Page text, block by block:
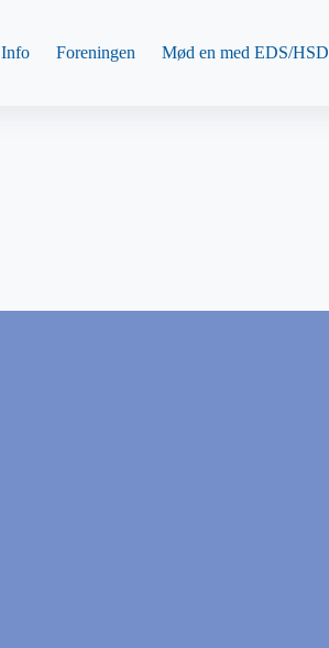
Info Foreningen Mød en med EDS/HSD